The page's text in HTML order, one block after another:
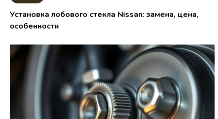
Установка лобового стекла Nissan: замена, цена,
особенности